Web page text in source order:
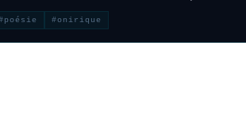
#onirique